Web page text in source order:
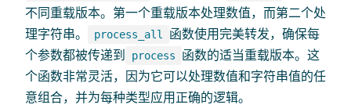
不同重载版本。第一个重载版本处理数值，而第二个处
理字符串。
process_all
函数使用完美转发，确保每
个参数都被传递到
process
函数的适当重载版本。这
个函数非常灵活，因为它可以处理数值和字符串值的任
意组合，并为每种类型应用正确的逻辑。